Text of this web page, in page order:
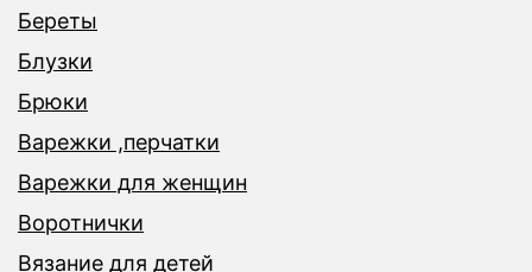
Береты
Блузки
Брюки
Варежки ,перчатки
Варежки для женщин
Воротнички
Вязание для детей